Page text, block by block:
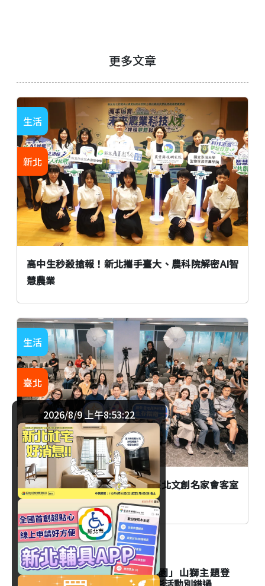
更多文章
高中生秒殺搶報！新北攜手臺大、農科院解密AI智
慧農業
生活
新北
AI時代創作者如何不被取代？臺北文創名家會客室
談From AI to I
生活
臺北
生活
台北市立動物園「夜間動物園」山獅主題登
2026/8/9 上午8:53:22